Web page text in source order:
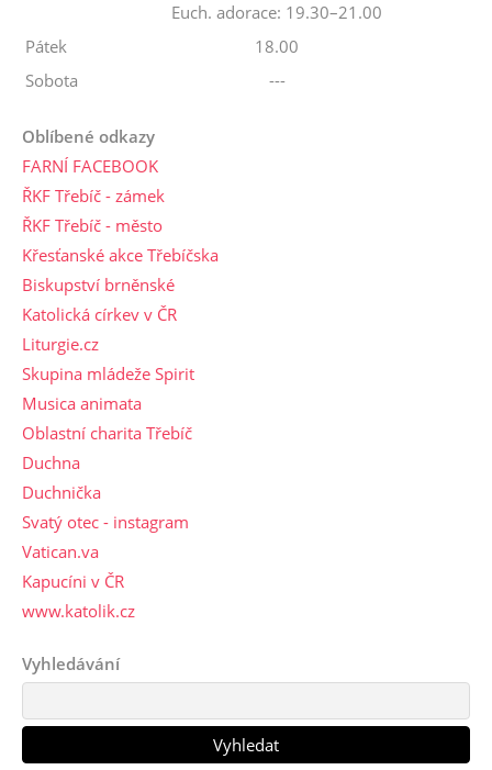
Euch. adorace: 19.30–21.00
Pátek
18.00
Sobota
---
Oblíbené odkazy
FARNÍ FACEBOOK
ŘKF Třebíč - zámek
ŘKF Třebíč - město
Křesťanské akce Třebíčska
Biskupství brněnské
Katolická církev v ČR
Liturgie.cz
Skupina mládeže Spirit
Musica animata
Oblastní charita Třebíč
Duchna
Duchnička
Svatý otec - instagram
Vatican.va
Kapucíni v ČR
www.katolik.cz
Vyhledávání